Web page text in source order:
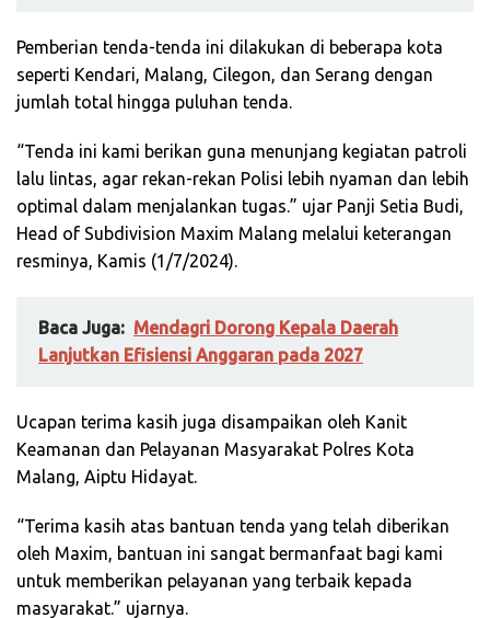
Pemberian tenda-tenda ini dilakukan di beberapa kota
seperti Kendari, Malang, Cilegon, dan Serang dengan
jumlah total hingga puluhan tenda.
“Tenda ini kami berikan guna menunjang kegiatan patroli
lalu lintas, agar rekan-rekan Polisi lebih nyaman dan lebih
optimal dalam menjalankan tugas.” ujar Panji Setia Budi,
Head of Subdivision Maxim Malang melalui keterangan
resminya, Kamis (1/7/2024).
Baca Juga: Mendagri Dorong Kepala Daerah
Lanjutkan Efisiensi Anggaran pada 2027
Ucapan terima kasih juga disampaikan oleh Kanit
Keamanan dan Pelayanan Masyarakat Polres Kota
Malang, Aiptu Hidayat.
“Terima kasih atas bantuan tenda yang telah diberikan
oleh Maxim, bantuan ini sangat bermanfaat bagi kami
untuk memberikan pelayanan yang terbaik kepada
masyarakat.” ujarnya.